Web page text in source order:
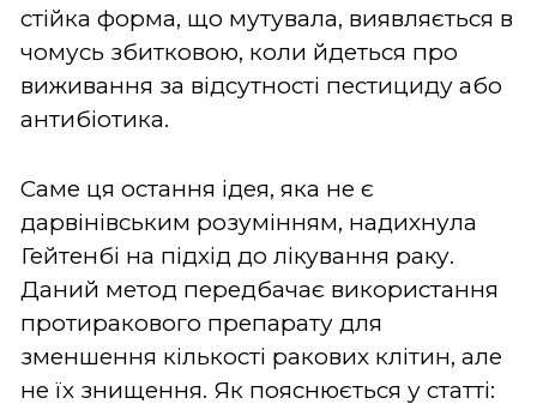
стійка форма, що мутувала, виявляється в
чомусь збитковою, коли йдеться про
виживання за відсутності пестициду або
антибіотика.
Саме ця остання ідея, яка не є
дарвінівським розумінням, надихнула
Гейтенбі на підхід до лікування раку.
Даний метод передбачає використання
протиракового препарату для
зменшення кількості ракових клітин, але
не їх знищення. Як пояснюється у статті: